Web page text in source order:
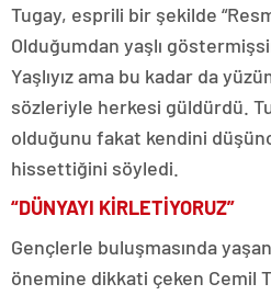
Tugay, esprili bir şekilde
Olduğumdan yaşlı
Yaşlıyız ama bu kadar da
sözleriyle herkesi güldürdü.
olduğunu fakat kendini
hissettiğini söyledi.
“DÜNYAYI KİRLETİYORUZ”
Gençlerle buluşmasında
önemine dikkati çeken Cemil